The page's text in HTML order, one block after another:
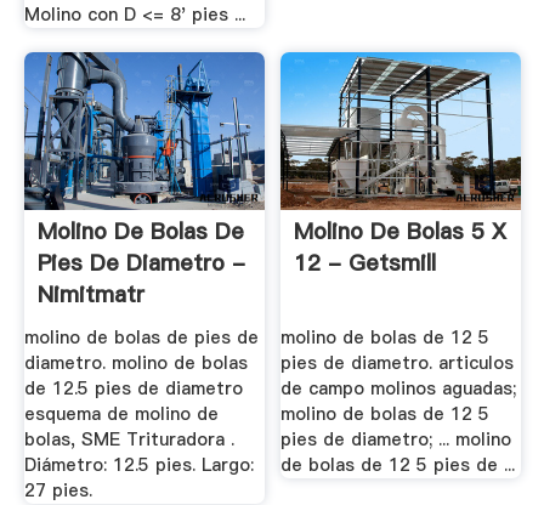
Molino con D <= 8' pies ...
Molino De Bolas De
Pies De Diametro -
Nimitmatr
molino de bolas de pies de
diametro. molino de bolas
de 12.5 pies de diametro
esquema de molino de
bolas, SME Trituradora .
Diámetro: 12.5 pies. Largo:
27 pies.
Molino De Bolas 5 X
12 - Getsmill
molino de bolas de 12 5
pies de diametro. articulos
de campo molinos aguadas;
molino de bolas de 12 5
pies de diametro; ... molino
de bolas de 12 5 pies de ...